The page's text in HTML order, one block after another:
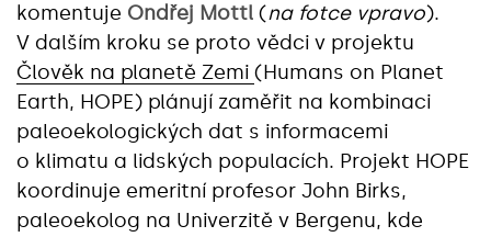
komentuje Ondřej Mottl (na fotce vpravo).
V dalším kroku se proto vědci v projektu
Člověk na planetě Zemi (Humans on Planet
Earth, HOPE) plánují zaměřit na kombinaci
paleoekologických dat s informacemi
o klimatu a lidských populacích. Projekt HOPE
koordinuje emeritní profesor John Birks,
paleoekolog na Univerzitě v Bergenu, kde